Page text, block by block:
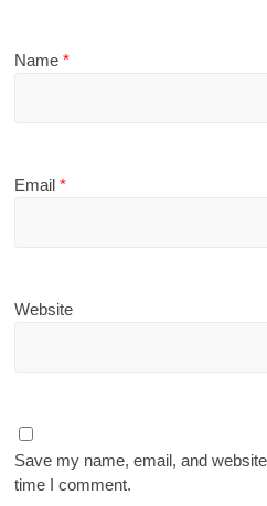
Name*
Email*
Website
Save my name, email, and
time I comment.